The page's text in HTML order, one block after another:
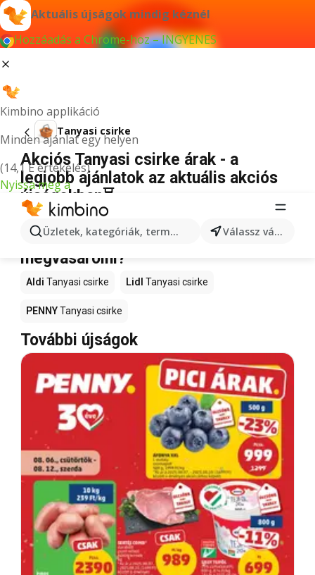
Aktuális újságok mindig kéznél
Hozzáadás a Chrome-hoz – INGYENES
Kimbino applikáció
Minden ajánlat egy helyen
(14,1 E értékelés)
Nyissa meg a
Üzletek, kategóriák, termékek keresése... Válassz várost
Tanyasi csirke
Akciós Tanyasi csirke árak - a
legjobb ajánlatok az aktuális akciós
újságokban⏳
Nincs találat erre a kifejezésre.
Akciós Tanyasi csirke – Hol lehet
megvásárolni?
Aldi Tanyasi csirke Lidl Tanyasi csirke
PENNYTanyasi csirke
További újságok